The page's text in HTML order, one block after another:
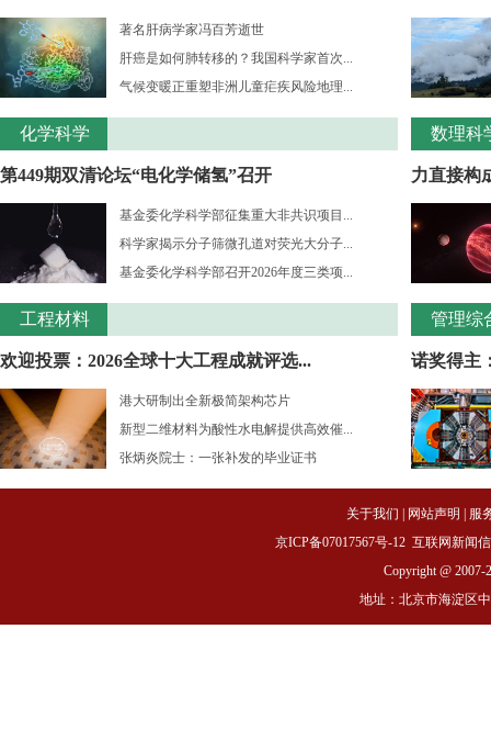
著名肝病学家冯百芳逝世
肝癌是如何肺转移的？我国科学家首次...
气候变暖正重塑非洲儿童疟疾风险地理...
化学科学
第449期双清论坛“电化学储氢”召开
基金委化学科学部征集重大非共识项目...
科学家揭示分子筛微孔道对荧光大分子...
基金委化学科学部召开2026年度三类项...
工程材料
欢迎投票：2026全球十大工程成就评选...
港大研制出全新极简架构芯片
新型二维材料为酸性水电解提供高效催...
张炳炎院士：一张补发的毕业证书
数理科
力直接构
管理综
诺奖得主
关于我们 网站声明
服
京ICP备07017567号-12 互联网新闻
Copyright @ 2007-
地址：北京市海淀区